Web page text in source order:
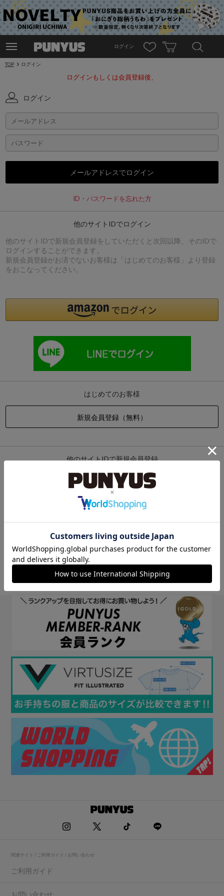
ログイン
TOP ログイン
ログインもしくは会員登録後、
ログイン
ID・パスワードを忘れた方
他のサイトIDでログイン
他のサイトIDで新規会員登録をしていただくと次回以降、そのIDで
ログインすることができます。
新規会員登録がお済でないお客様は「はじめてのお客様」より登録
をおこなってください。
はじめてのお客様
他のサイトIDで新規会員登録
他のサイトIDで新規会員登録をしていただくと次回以降、そのIDで
ログインすることができます。
関連サイト / ご利用ガイド / お問い合わせ
ご利用ガイド